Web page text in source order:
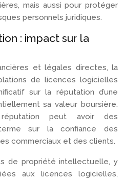
mais aussi pour protéger
personnels juridiques.
: impact sur la
et légales directes, la
de licences logicielles
sur la réputation d’une
sa valeur boursière.
peut avoir des
sur la confiance des
commerciaux et des clients.
de propriété intellectuelle, y
aux licences logicielles,